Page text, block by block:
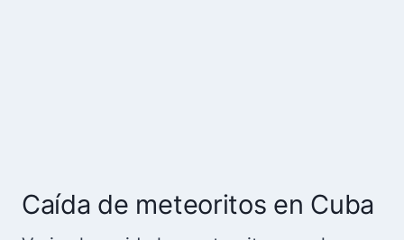
Caída de meteoritos en Cuba